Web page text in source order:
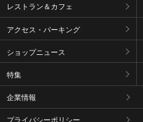
レストラン＆カフェ
アクセス・パーキング
ショップニュース
特集
企業情報
プライバシーポリシー